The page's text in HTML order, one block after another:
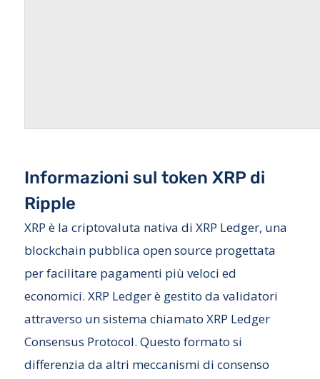
Informazioni sul token XRP di
Ripple
XRP è la criptovaluta nativa di XRP Ledger, una
blockchain pubblica open source progettata
per facilitare pagamenti più veloci ed
economici. XRP Ledger è gestito da validatori
attraverso un sistema chiamato XRP Ledger
Consensus Protocol. Questo formato si
differenzia da altri meccanismi di consenso